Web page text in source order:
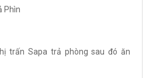
Phìn
trấn Sapa trả phòng sau đó ăn